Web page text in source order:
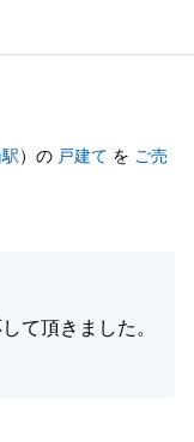
おります。
、ご負担なくス
せん。
迅速にご連絡を
了することがで
、心より感謝申
後も不動産に関
）の 戸建て を ご売
て頂きました。